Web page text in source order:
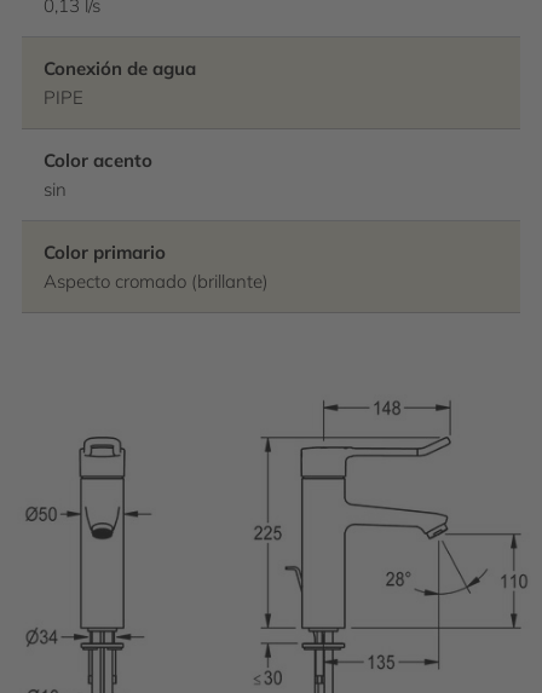
0,13 l/s
Conexión de agua
PIPE
Color acento
sin
Color primario
Aspecto cromado (brillante)